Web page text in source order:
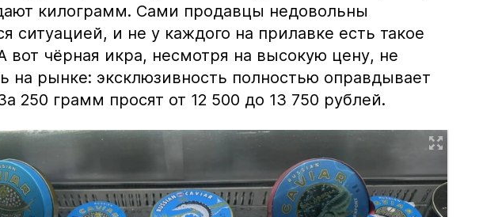
килограмм. Сами продавцы недовольны
ситуацией, и не у каждого на прилавке есть такое
вот чёрная икра, несмотря на высокую цену, не
на рынке: эксклюзивность полностью оправдывает
250 грамм просят от 12 500 до 13 750 рублей.